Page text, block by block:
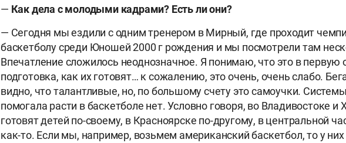
— Как дела с молодыми кадрами? Есть ли они?
— Сегодня мы ездили с одним тренером в Мирный, где проходит
баскетболу среди Юношей 2000 г рождения и мы посмотрели там
Впечатление сложилось неоднозначное. Я понимаю, что это в первую
подготовка, как их готовят… к сожалению, это очень, очень слабо.
видно, что талантливые, но, по большому счету это самоучки.
помогала расти в баскетболе нет. Условно говоря, во Владивостоке и
готовят детей по-своему, в Красноярске по-другому, в центральной
как-то. Если мы, например, возьмем американский баскетбол, то у них